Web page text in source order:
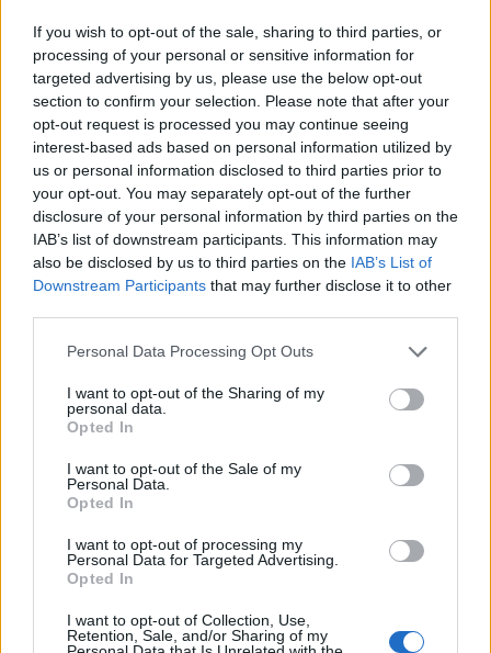
If you wish to opt-out of the sale, sharing to third parties, or
processing of your personal or sensitive information for
targeted advertising by us, please use the below opt-out
section to confirm your selection. Please note that after your
opt-out request is processed you may continue seeing
interest-based ads based on personal information utilized by
us or personal information disclosed to third parties prior to
your opt-out. You may separately opt-out of the further
disclosure of your personal information by third parties on the
IAB’s list of downstream participants. This information may
also be disclosed by us to third parties on the IAB’s List of
Downstream Participants that may further disclose it to other
Please note that this website/app uses one or more Google
not limited to your visit or usage behaviour. You may click to
grant or deny consent to Google and its third-party tags to
use your data for below specified purposes in below Google
consent section.
Personal Data Processing Opt Outs
I want to opt-out of the Sharing of my
personal data.
Opted In
I want to opt-out of the Sale of my
Personal Data.
Opted In
I want to opt-out of processing my
Personal Data for Targeted Advertising.
Opted In
I want to opt-out of Collection, Use,
Retention, Sale, and/or Sharing of my
Test tunnel Olbia: rampe chiuse ancora fino a
fine agosto
Aggius conquista la classifica delle mete più
amate dell’estate 2026
Mario Malu